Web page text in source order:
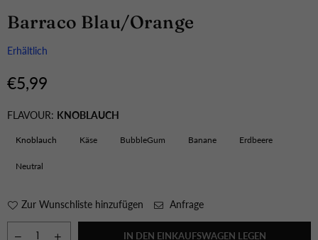
Barraco Blau/Orange
Erhältlich
Normaler
€5,99
FLAVOUR: KNOBLAUCH
Knoblauch Käse BubbleGum Banane Erdbeere
Neutral
Zur Wunschliste hinzufügen Anfrage
IN DEN EINKAUFSWAGEN LEGEN